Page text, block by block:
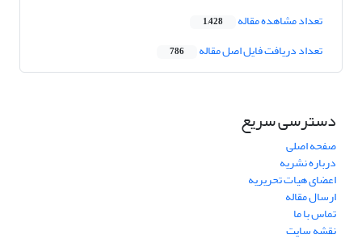
تعداد مشاهده مقاله 1,428
تعداد دریافت فایل اصل مقاله 786
دسترسی سریع
صفحه اصلی
درباره نشریه
اعضای هیات تحریریه
ارسال مقاله
تماس با ما
نقشه سایت